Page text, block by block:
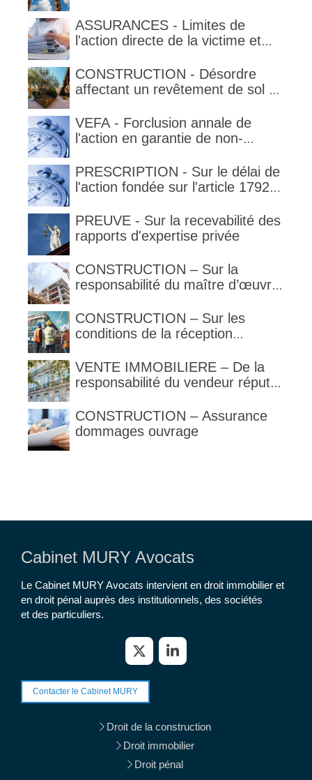
ASSURANCES - Limites de
l'action directe de la victime et
délimitant l'étendue temporelle de
la garantie en condition de la
CONSTRUCTION - Désordre
affectant un revêtement de sol et
VEFA - Forclusion annale de
l'action en garantie de non-
PRESCRIPTION - Sur le délai de
l'action fondée sur l'article 1792-
PREUVE - Sur la recevabilité des
rapports d'expertise privée
CONSTRUCTION – Sur la
responsabilité du maître d’œuvre
l’architecte supporte une
obligation de contrôle étendu
CONSTRUCTION – Sur les
conditions de la réception
VENTE IMMOBILIERE – De la
responsabilité du vendeur réputé
1792 et suivants du code civil
CONSTRUCTION – Assurance
dommages ouvrage
Cabinet MURY Avocats
Le Cabinet MURY Avocats intervient en droit immobilier et
en droit pénal auprès des institutionnels, des sociétés
et des particuliers.
Contacter le Cabinet MURY
Droit de la construction
Droit immobilier
Droit pénal